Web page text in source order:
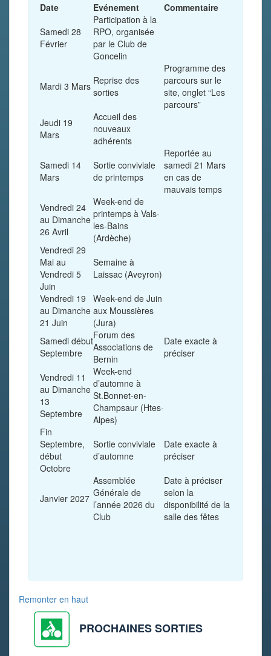
Date Evénement
Commentaire
Samedi 28
Février
Participation à la
RPO, organisée
par le Club de
Goncelin
Mardi 3 Mars Reprise des
sorties
Programme des
parcours sur le
site, onglet “Les
parcours”
Jeudi 19
Mars
Accueil des
nouveaux
adhérents
Samedi 14
Mars
Sortie conviviale
de printemps
Reportée au
samedi 21 Mars
en cas de
mauvais temps
Vendredi 24
au Dimanche
26 Avril
Week-end de
printemps à Vals-
les-Bains
(Ardèche)
Vendredi 29
Mai au
Vendredi 5
Juin
Semaine à
Laissac (Aveyron)
Vendredi 19
au Dimanche
21 Juin
Week-end de Juin
aux Moussières
(Jura)
Samedi début
Septembre
Forum des
Associations de
Bernin
Date exacte à
préciser
Vendredi 11
au Dimanche
13
Septembre
Week-end
d’automne à
St.Bonnet-en-
Champsaur (Htes-
Alpes)
Fin
Septembre,
début
Octobre
Sortie conviviale
d’automne
Date exacte à
préciser
Janvier 2027
Assemblée
Générale de
l’année 2026 du
Club
Date à préciser
selon la
disponibilité de la
salle des fêtes
Remonter en haut
PROCHAINES SORTIES